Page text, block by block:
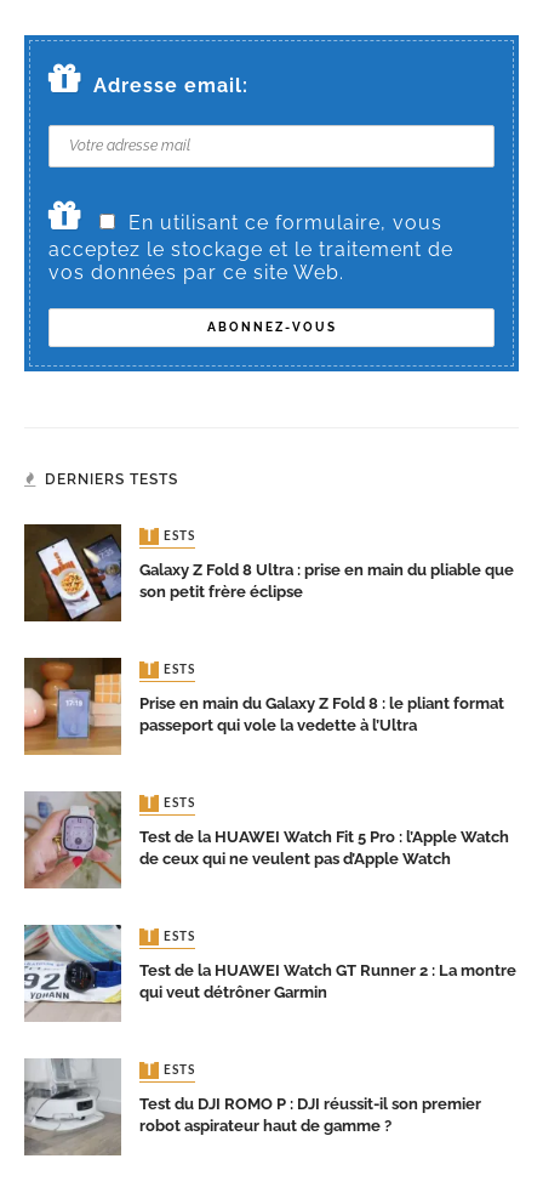
Adresse email:
En utilisant ce formulaire, vous
acceptez le stockage et le traitement de
vos données par ce site Web.
DERNIERS TESTS
TESTS
Galaxy Z Fold 8 Ultra : prise en main du pliable que
son petit frère éclipse
TESTS
Prise en main du Galaxy Z Fold 8 : le pliant format
passeport qui vole la vedette à l’Ultra
TESTS
Test de la HUAWEI Watch Fit 5 Pro : l’Apple Watch
de ceux qui ne veulent pas d’Apple Watch
TESTS
Test de la HUAWEI Watch GT Runner 2 : La montre
qui veut détrôner Garmin
TESTS
Test du DJI ROMO P : DJI réussit-il son premier
robot aspirateur haut de gamme ?